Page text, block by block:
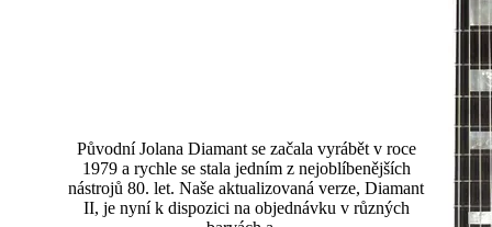
Původní Jolana Diamant se začala vyrábět v roce
1979 a rychle se stala jedním z nejoblíbenějších
nástrojů 80. let. Naše aktualizovaná verze, Diamant
II, je nyní k dispozici na objednávku v různých